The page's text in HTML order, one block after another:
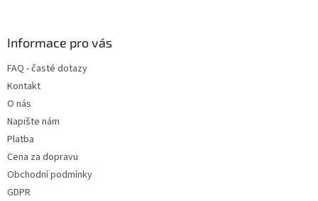
Informace pro vás
FAQ - časté dotazy
Kontakt
O nás
Napište nám
Platba
Cena za dopravu
Obchodní podmínky
GDPR